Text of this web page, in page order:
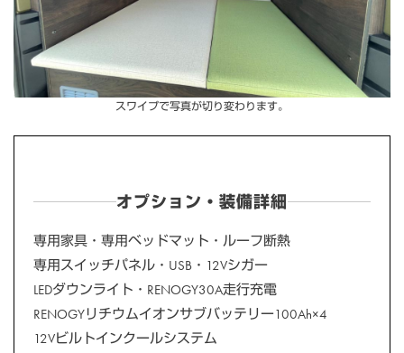
スワイプで写真が切り変わります。
オプション・装備詳細
専用家具・専用ベッドマット・ルーフ断熱
専用スイッチパネル・USB・12Vシガー
LEDダウンライト・RENOGY30A走行充電
RENOGYリチウムイオンサブバッテリー100Ah×4
12Vビルトインクールシステム